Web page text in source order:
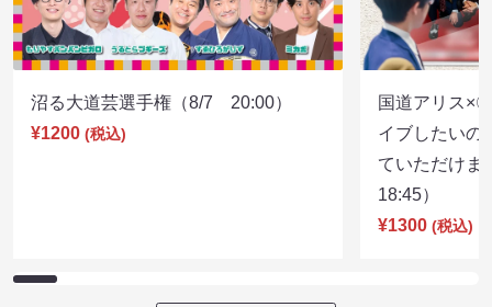
沼る大道芸選手権（8/7 20:00）
¥1200 (税込)
国道アリス×
イブしたいの
ていただけ
18:45）
¥1300 (税込)